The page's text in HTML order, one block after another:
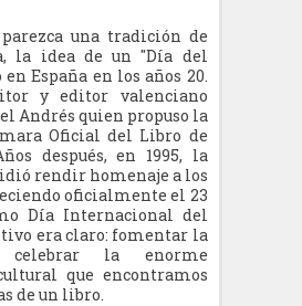
una tradición de
la idea de un "Día del
España en los años 20.
y editor valenciano
Andrés quien propuso la
Oficial del Libro de
después, en 1995, la
rendir homenaje a los
oficialmente el 23
Día Internacional del
era claro: fomentar la
la enorme
que encontramos
de un libro.